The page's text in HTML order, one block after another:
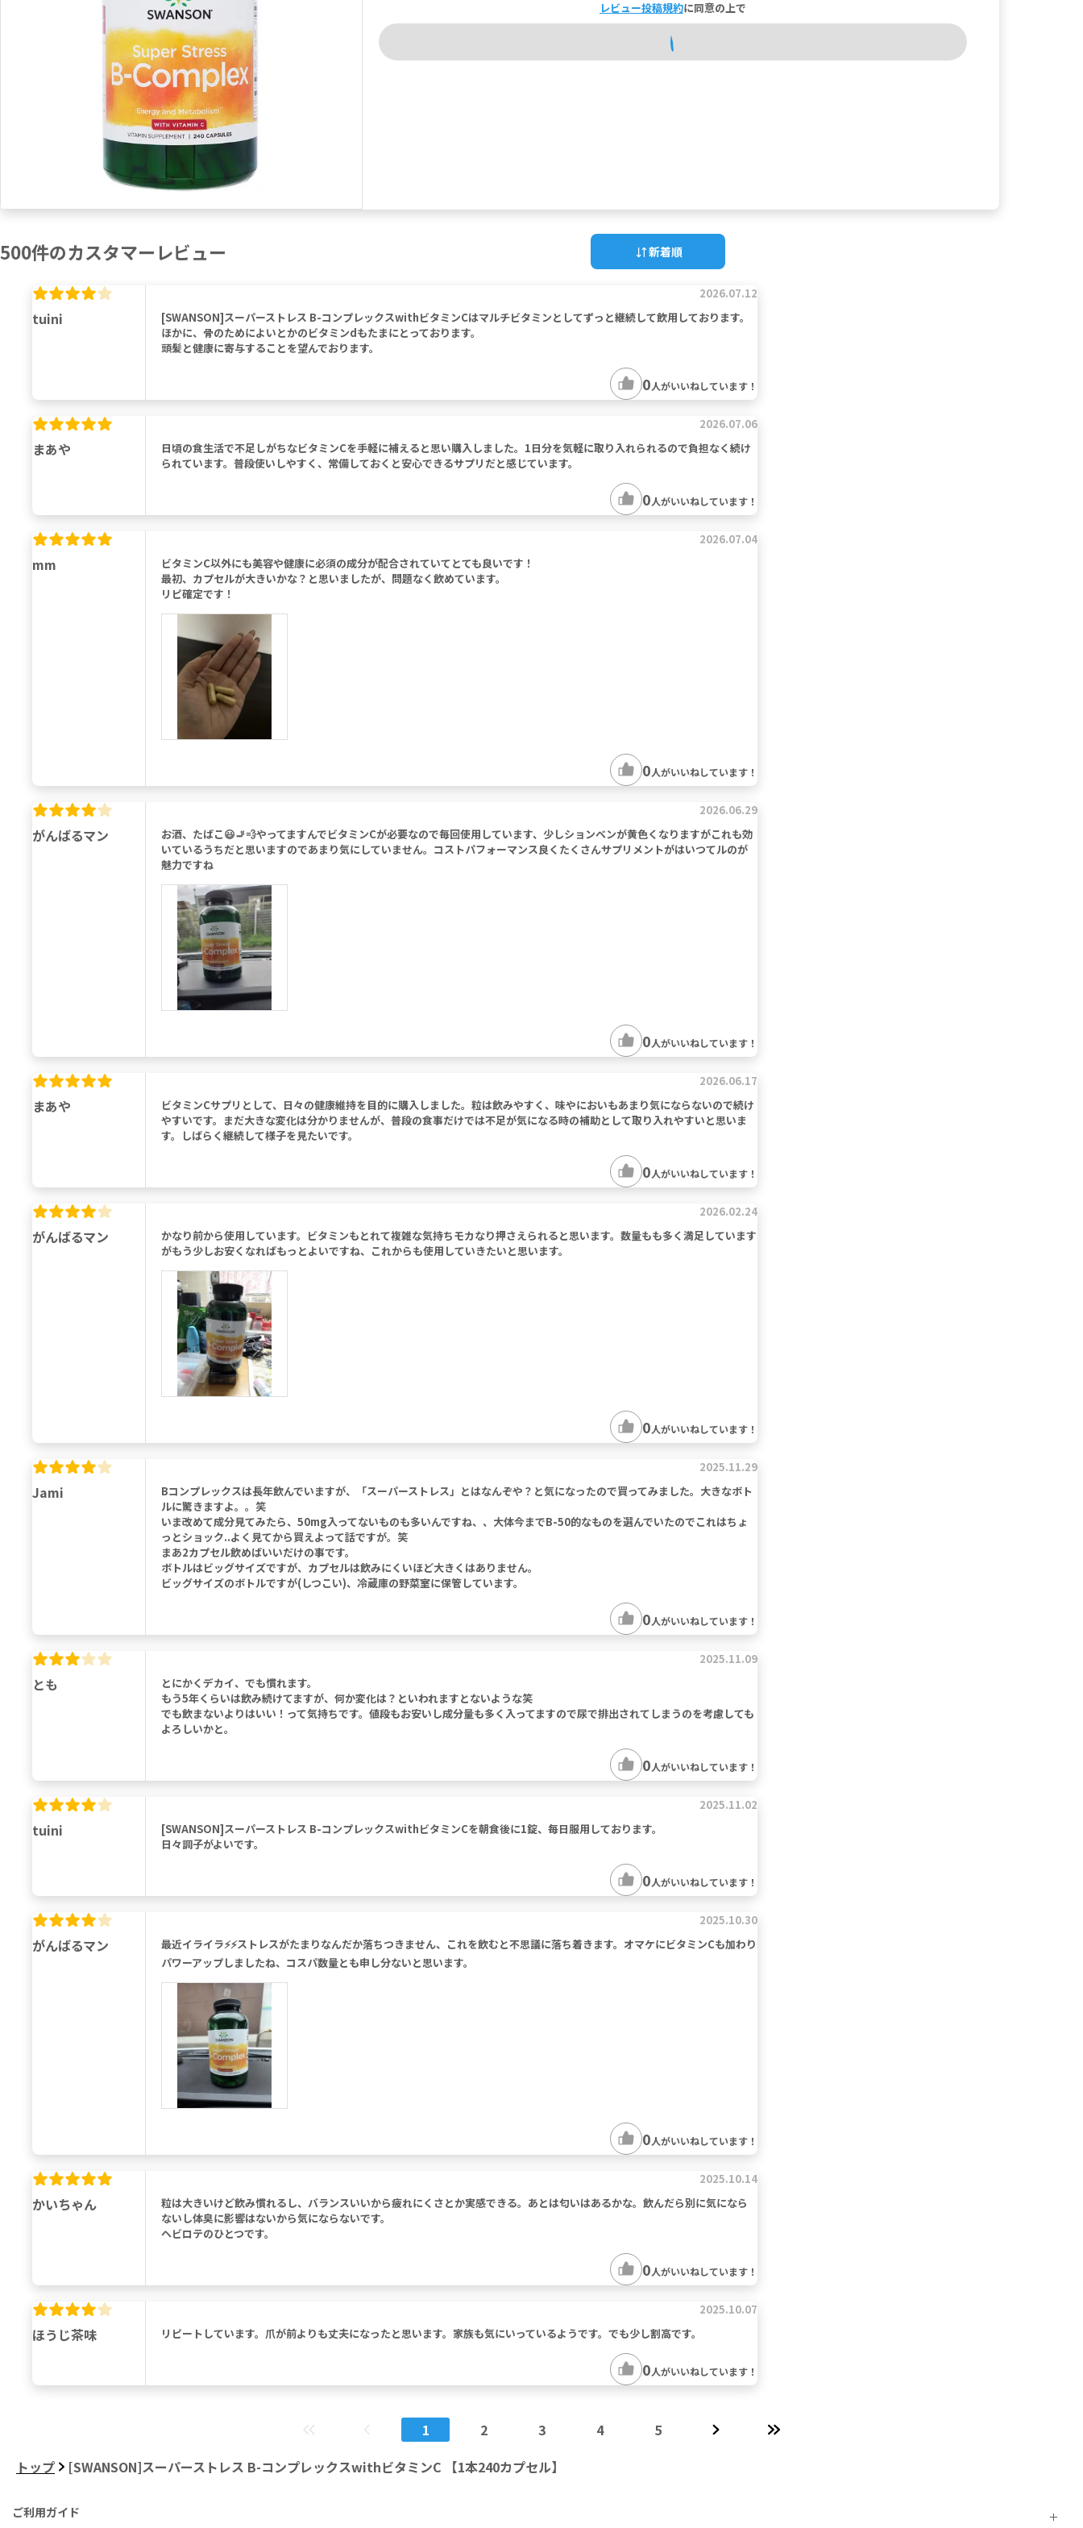
レビュー投稿規約に同意の上で
500件のカスタマーレビュー 新着順
tuini
2026.07.12
[SWANSON]スーパーストレス B-コンプレックスwithビタミンCはマルチビタミンとしてずっと継続して飲用しております。
ほかに、骨のためによいとかのビタミンdもたまにとっております。
頭髪と健康に寄与することを望んでおります。
0人がいいねしています！
まあや
2026.07.06
日頃の食生活で不足しがちなビタミンCを手軽に補えると思い購入しました。1日分を気軽に取り入れられるので負担なく続け
られています。普段使いしやすく、常備しておくと安心できるサプリだと感じています。
0人がいいねしています！
mm
2026.07.04
ビタミンC以外にも美容や健康に必須の成分が配合されていてとても良いです！
最初、カプセルが大きいかな？と思いましたが、問題なく飲めています。
リピ確定です！
0人がいいねしています！
がんばるマン
2026.06.29
お酒、たばこ😃🚬💨やってますんでビタミンCが必要なので毎回使用しています、少しションベンが黄色くなりますがこれも効
いているうちだと思いますのであまり気にしていません。コストパフォーマンス良くたくさんサプリメントがはいつてルのが
魅力ですね
0人がいいねしています！
まあや
2026.06.17
ビタミンCサプリとして、日々の健康維持を目的に購入しました。粒は飲みやすく、味やにおいもあまり気にならないので続け
やすいです。まだ大きな変化は分かりませんが、普段の食事だけでは不足が気になる時の補助として取り入れやすいと思いま
す。しばらく継続して様子を見たいです。
0人がいいねしています！
がんばるマン
2026.02.24
かなり前から使用しています。ビタミンもとれて複雑な気持ちモカなり押さえられると思います。数量もも多く満足しています
がもう少しお安くなればもっとよいですね、これからも使用していきたいと思います。
0人がいいねしています！
Jami
2025.11.29
Bコンプレックスは長年飲んでいますが、「スーパーストレス」とはなんぞや？と気になったので買ってみました。大きなボト
ルに驚きますよ。。笑
いま改めて成分見てみたら、50mg入ってないものも多いんですね、、大体今までB-50的なものを選んでいたのでこれはちょ
っとショック..よく見てから買えよって話ですが。笑
まあ2カプセル飲めばいいだけの事です。
ボトルはビッグサイズですが、カプセルは飲みにくいほど大きくはありません。
ビッグサイズのボトルですが(しつこい)、冷蔵庫の野菜室に保管しています。
0人がいいねしています！
とも
2025.11.09
とにかくデカイ、でも慣れます。
もう5年くらいは飲み続けてますが、何か変化は？といわれますとないような笑
でも飲まないよりはいい！って気持ちです。値段もお安いし成分量も多く入ってますので尿で排出されてしまうのを考慮しても
よろしいかと。
0人がいいねしています！
tuini
2025.11.02
[SWANSON]スーパーストレス B-コンプレックスwithビタミンCを朝食後に1錠、毎日服用しております。
日々調子がよいです。
0人がいいねしています！
がんばるマン
2025.10.30
最近イライラ⚡⚡ストレスがたまりなんだか落ちつきません、これを飲むと不思議に落ち着きます。オマケにビタミンCも加わり
パワーアップしましたね、コスパ数量とも申し分ないと思います。
0人がいいねしています！
かいちゃん
2025.10.14
粒は大きいけど飲み慣れるし、バランスいいから疲れにくさとか実感できる。あとは匂いはあるかな。飲んだら別に気になら
ないし体臭に影響はないから気にならないです。
ヘビロテのひとつです。
0人がいいねしています！
ほうじ茶味
2025.10.07
リピートしています。爪が前よりも丈夫になったと思います。家族も気にいっているようです。でも少し割高です。
0人がいいねしています！
1 2 3 4
5
トップ
[SWANSON]スーパーストレス B-コンプレックスwithビタミンC 【1本240カプセル】
ご利用ガイド